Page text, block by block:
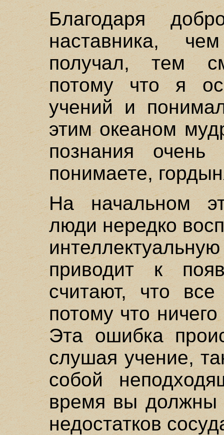
Благодаря
наставника,
получал, тем
потому что я
учений и
этим океаном
познания
понимаете,
На начальном
люди нередко
приводит к
считают, что
потому что
Эта ошибка
слушая учение,
собой
время вы должны
недостатков